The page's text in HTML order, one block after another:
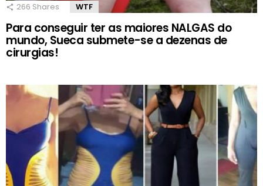
266 Shares WTF
Para conseguir ter as maiores NALGAS do
mundo, Sueca submete-se a dezenas de
cirurgias!